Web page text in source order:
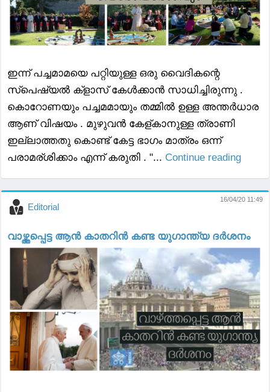
ഇന്ന് പച്ചമാമയെ പറ്റിയുള്ള ഒരു വൈദികന്റെ
സ്പെഷ്യൽ ക്‌ളാസ് കേൾക്കാൻ സാധിച്ചിരുന്നു .
കൊറോണയും പച്ചമമായും തമ്മിൽ ഉള്ള അന്തർധാര
ആണ് വിഷയം . മുഴുവൻ കേള്കാനുള്ള ത്രാണി
ഇല്ലാത്തതു കൊണ്ട് കേട്ട ഭാഗം മാത്രം ഒന്ന്
പരാമര്ശിക്കാം എന്ന് കരുതി . "... Continue reading
Editorial
16/04/20 11:49
വാഴ്ത്തപ്പെട്ട ആൻ കാതറിൻ കണ്ട യുഗാന്ത്യ ദർശനം